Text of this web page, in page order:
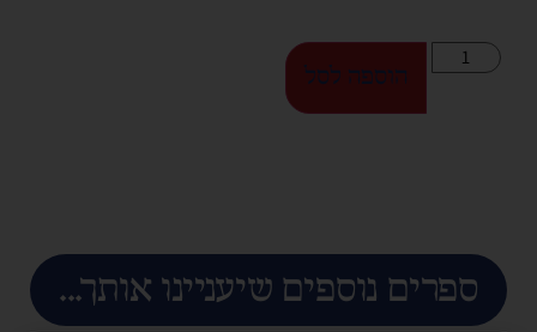
הוספה לסל
ספרים נוספים שיעניינו אותך...